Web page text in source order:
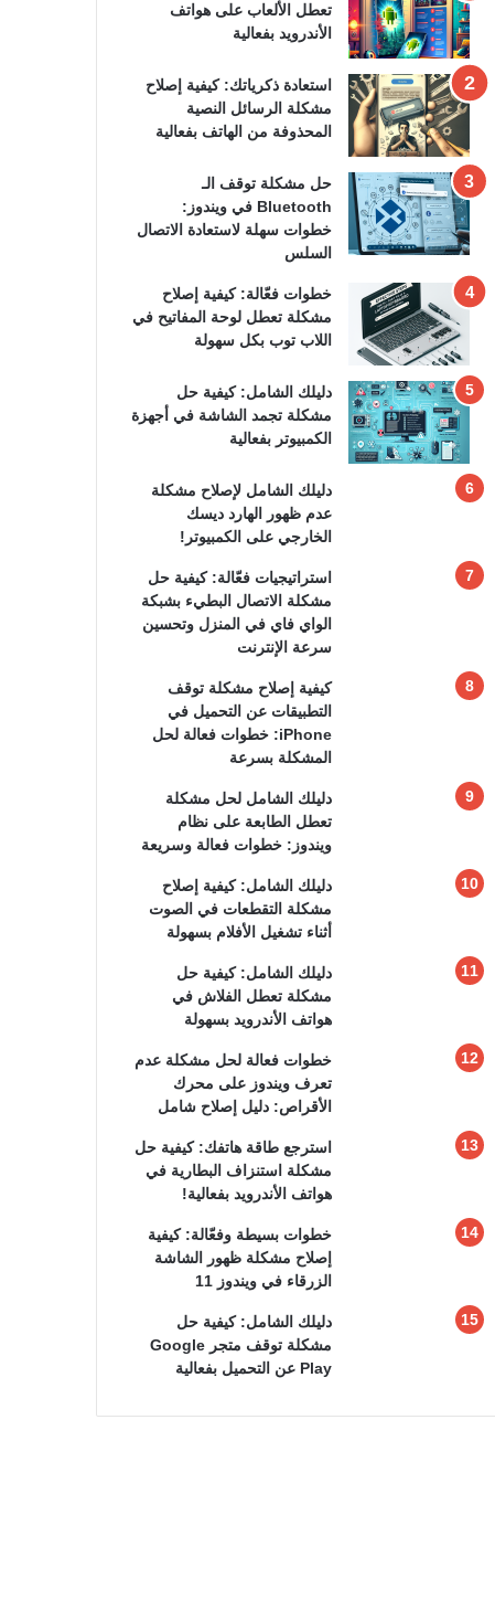
تعطل الألعاب على هواتف
الأندرويد بفعالية
استعادة ذكرياتك: كيفية إصلاح
مشكلة الرسائل النصية
المحذوفة من الهاتف بفعالية
حل مشكلة توقف الـ
Bluetooth في ويندوز:
خطوات سهلة لاستعادة الاتصال
السلس
خطوات فعّالة: كيفية إصلاح
مشكلة تعطل لوحة المفاتيح في
اللاب توب بكل سهولة
دليلك الشامل: كيفية حل
مشكلة تجمد الشاشة في أجهزة
الكمبيوتر بفعالية
دليلك الشامل لإصلاح مشكلة
عدم ظهور الهارد ديسك
الخارجي على الكمبيوتر!
استراتيجيات فعّالة: كيفية حل
مشكلة الاتصال البطيء بشبكة
الواي فاي في المنزل وتحسين
سرعة الإنترنت
كيفية إصلاح مشكلة توقف
التطبيقات عن التحميل في
iPhone: خطوات فعالة لحل
المشكلة بسرعة
دليلك الشامل لحل مشكلة
تعطل الطابعة على نظام
ويندوز: خطوات فعالة وسريعة
دليلك الشامل: كيفية إصلاح
مشكلة التقطعات في الصوت
أثناء تشغيل الأفلام بسهولة
دليلك الشامل: كيفية حل
مشكلة تعطل الفلاش في
هواتف الأندرويد بسهولة
خطوات فعالة لحل مشكلة عدم
تعرف ويندوز على محرك
الأقراص: دليل إصلاح شامل
استرجع طاقة هاتفك: كيفية حل
مشكلة استنزاف البطارية في
هواتف الأندرويد بفعالية!
خطوات بسيطة وفعّالة: كيفية
إصلاح مشكلة ظهور الشاشة
الزرقاء في ويندوز 11
دليلك الشامل: كيفية حل
مشكلة توقف متجر Google
Play عن التحميل بفعالية